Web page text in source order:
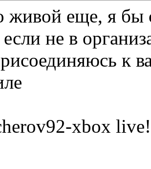
живой еще, я бы
если не в
к
xbox live!